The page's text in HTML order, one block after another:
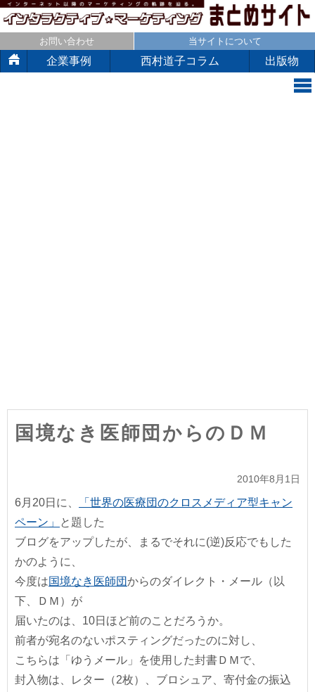
お問い合わせ 当サイトについて
企業事例 西村道子コラム 出版物
国境なき医師団からのＤＭ
2010年8月1日
6月20日に、
「世界の医療団のクロスメディア型キャン
ペーン」
と題した
ブログをアップしたが、まるでそれに(逆)反応でもした
かのように、
今度は国境なき医師団からのダイレクト・メール（以
下、ＤＭ）が
届いたのは、10日ほど前のことだろうか。
前者が宛名のないポスティングだったのに対し、
こちらは「ゆうメール」を使用した封書ＤＭで、
封入物は、レター（2枚）、ブロシュア、寄付金の振込